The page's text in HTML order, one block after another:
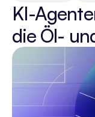
KI-
die Öl-